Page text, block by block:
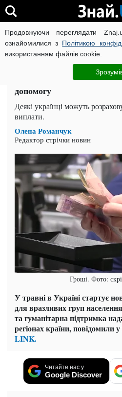
Продовжуючи переглядати
ознайомилися з Політикою
використанням файлів cookie.
ВІЙНА РОСІЇ ПРОТИ
Мешканцям 10 областей
допомогу
Деякі українці можуть
виплати.
Олена Романчук
Редактор стрічки новин
Гроші. Фото:
У травні в Україні стартує
для вразливих груп
та гуманітарна підтримка
регіонах країни, повідомили
LINK.
Читайте нас у
Google Discover